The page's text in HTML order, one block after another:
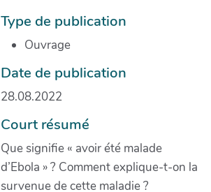
Type de publication
Ouvrage
Date de publication
28.08.2022
Court résumé
Que signifie « avoir été malade
d’Ebola » ? Comment explique-t-on la
survenue de cette maladie ?